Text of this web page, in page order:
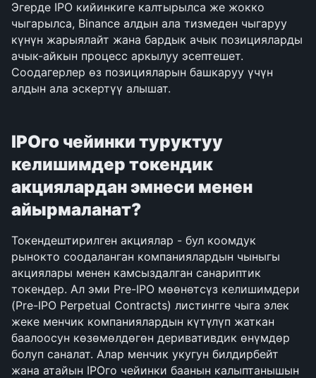
Эгерде IPO кийинкиге калтырылса же жокко
чыгарылса, Binance алдын ала тизмеден чыгаруу
күнүн жарыялайт жана бардык ачык позицияларды
ачык-айкын процесс аркылуу эсептешет.
Соодагерлер өз позицияларын башкаруу үчүн
алдын ала эскертүү алышат.
IPOго чейинки туруктуу
келишимдер токендик
акциялардан эмнеси менен
айырмаланат?
Токендештирилген акциялар - бул коомдук
рынокто соодаланган компаниялардын чыныгы
акциялары менен камсыздалган санариптик
токендер. Ал эми Pre-IPO мөөнөтсүз келишимдери
(Pre-IPO Perpetual Contracts) листингге чыга элек
жеке менчик компаниялардын күтүлүп жаткан
баалоосун көзөмөлдөгөн деривативдик өнүмдөр
болуп саналат. Алар менчик укугун билдирбейт
жана атайын IPOго чейинки баанын калыптанышын